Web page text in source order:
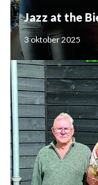
Jazz at the
3 oktober 2025